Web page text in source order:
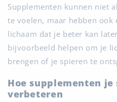
Supplementen kunnen niet
te voelen, maar hebben ook
lichaam dat je beter kan
bijvoorbeeld helpen om je
brengen of je spieren te
Hoe supplementen
verbeteren